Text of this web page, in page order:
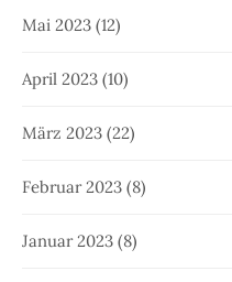
Mai 2023 (12)
April 2023 (10)
März 2023 (22)
Februar 2023 (8)
Januar 2023 (8)